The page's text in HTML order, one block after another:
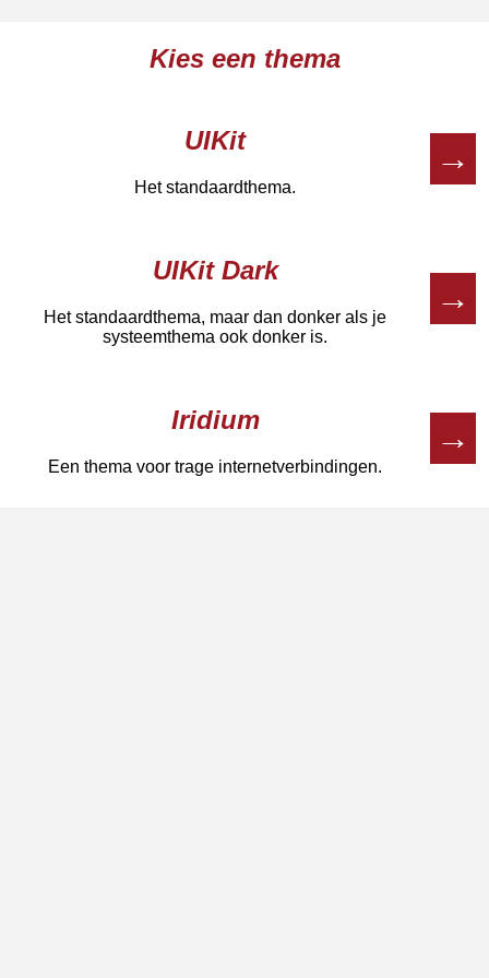
Kies een thema
UIKit
Het standaardthema.
→
UIKit Dark
Het standaardthema, maar dan donker als je
systeemthema ook donker is.
→
Iridium
Een thema voor trage internetverbindingen.
→